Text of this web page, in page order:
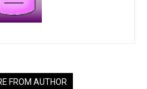
FROM AUTHOR